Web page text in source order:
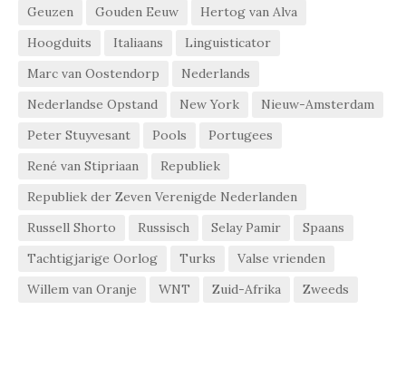
Geuzen
Gouden Eeuw
Hertog van Alva
Hoogduits
Italiaans
Linguisticator
Marc van Oostendorp
Nederlands
Nederlandse Opstand
New York
Nieuw-Amsterdam
Peter Stuyvesant
Pools
Portugees
René van Stipriaan
Republiek
Republiek der Zeven Verenigde Nederlanden
Russell Shorto
Russisch Selay Pamir
Spaans
Tachtigjarige Oorlog
Turks
Valse vrienden
Willem van Oranje
WNT Zuid-Afrika Zweeds